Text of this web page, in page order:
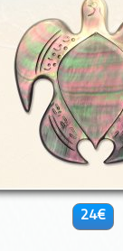
24€